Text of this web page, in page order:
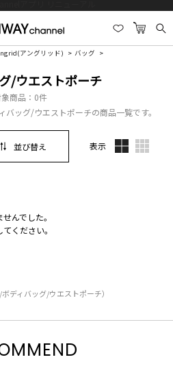
アングリッド) バッグ
/ウエストポーチ
商品： 0件
ッグ/ウエストポーチの商品一覧です。
並び替え 表示
んでした。
ください。
ディバッグ/ウエストポーチ）